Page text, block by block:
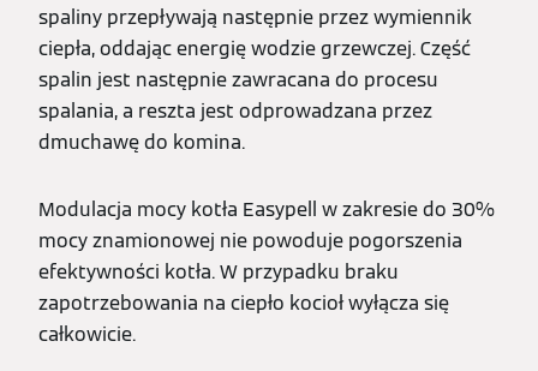
spaliny przepływają następnie przez wymiennik
ciepła, oddając energię wodzie grzewczej. Część
spalin jest następnie zawracana do procesu
spalania, a reszta jest odprowadzana przez
dmuchawę do komina.
Modulacja mocy kotła Easypell w zakresie do 30%
mocy znamionowej nie powoduje pogorszenia
efektywności kotła. W przypadku braku
zapotrzebowania na ciepło kocioł wyłącza się
całkowicie.